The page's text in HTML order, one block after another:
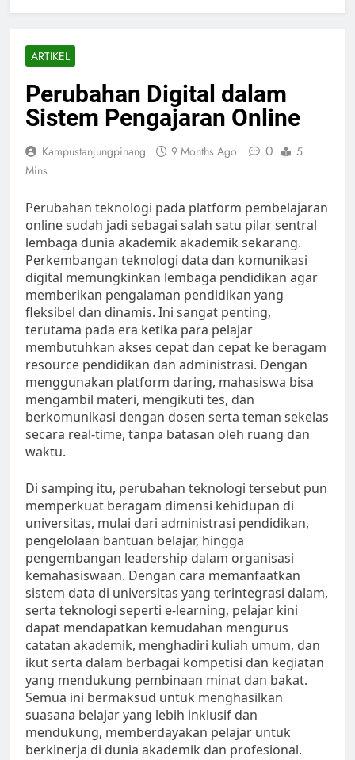
ARTIKEL
Perubahan Digital dalam
Sistem Pengajaran Online
Kampustanjungpinang 9 Months Ago 0
5
Mins
Perubahan teknologi pada platform pembelajaran
online sudah jadi sebagai salah satu pilar sentral
lembaga dunia akademik akademik sekarang.
Perkembangan teknologi data dan komunikasi
digital memungkinkan lembaga pendidikan agar
memberikan pengalaman pendidikan yang
fleksibel dan dinamis. Ini sangat penting,
terutama pada era ketika para pelajar
membutuhkan akses cepat dan cepat ke beragam
resource pendidikan dan administrasi. Dengan
menggunakan platform daring, mahasiswa bisa
mengambil materi, mengikuti tes, dan
berkomunikasi dengan dosen serta teman sekelas
secara real-time, tanpa batasan oleh ruang dan
waktu.
Di samping itu, perubahan teknologi tersebut pun
memperkuat beragam dimensi kehidupan di
universitas, mulai dari administrasi pendidikan,
pengelolaan bantuan belajar, hingga
pengembangan leadership dalam organisasi
kemahasiswaan. Dengan cara memanfaatkan
sistem data di universitas yang terintegrasi dalam,
serta teknologi seperti e-learning, pelajar kini
dapat mendapatkan kemudahan mengurus
catatan akademik, menghadiri kuliah umum, dan
ikut serta dalam berbagai kompetisi dan kegiatan
yang mendukung pembinaan minat dan bakat.
Semua ini bermaksud untuk menghasilkan
suasana belajar yang lebih inklusif dan
mendukung, memberdayakan pelajar untuk
berkinerja di dunia akademik dan profesional.